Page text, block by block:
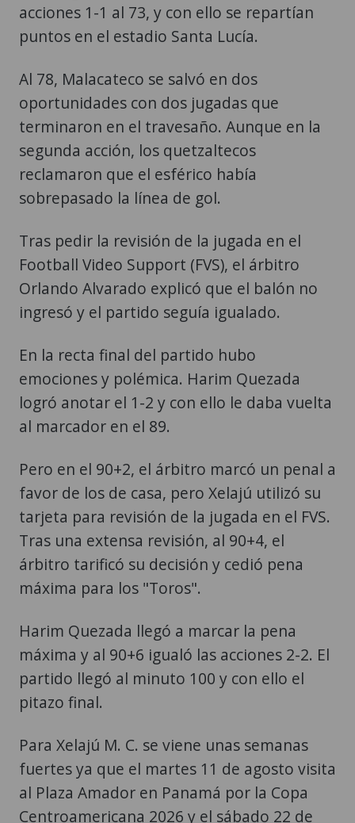
acciones 1-1 al 73, y con ello se repartían
puntos en el estadio Santa Lucía.
Al 78, Malacateco se salvó en dos
oportunidades con dos jugadas que
terminaron en el travesaño. Aunque en la
segunda acción, los quetzaltecos
reclamaron que el esférico había
sobrepasado la línea de gol.
Tras pedir la revisión de la jugada en el
Football Video Support (FVS), el árbitro
Orlando Alvarado explicó que el balón no
ingresó y el partido seguía igualado.
En la recta final del partido hubo
emociones y polémica. Harim Quezada
logró anotar el 1-2 y con ello le daba vuelta
al marcador en el 89.
Pero en el 90+2, el árbitro marcó un penal a
favor de los de casa, pero Xelajú utilizó su
tarjeta para revisión de la jugada en el FVS.
Tras una extensa revisión, al 90+4, el
árbitro tarificó su decisión y cedió pena
máxima para los "Toros".
Harim Quezada llegó a marcar la pena
máxima y al 90+6 igualó las acciones 2-2. El
partido llegó al minuto 100 y con ello el
pitazo final.
Para Xelajú M. C. se viene unas semanas
fuertes ya que el martes 11 de agosto visita
al Plaza Amador en Panamá por la Copa
Centroamericana 2026 y el sábado 22 de